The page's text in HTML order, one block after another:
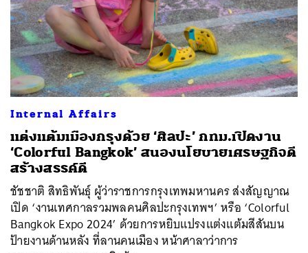
Internal Affairs
แต่งแต้มเมืองกรุงด้วย ‘ศิลปะ’ กทม.เปิดงาน
‘Colorful Bangkok’ สนองนโยบายเศรษฐกิจดี
สร้างสรรค์ดี
ชัชชาติ สิทธิพันธุ์ ผู้ว่าราชการกรุงเทพมหานคร ส่งสัญญาณ
เปิด ‘งานเทศกาลรวมพลคนศิลปะกรุงเทพฯ’ หรือ ‘Colorful
Bangkok Expo 2024’ ด้วยการหยิบแปรงแต่งแต้มสีสันบน
ป้ายงานด้านหลัง ที่ลานคนเมือง หน้าศาลาว่าการ